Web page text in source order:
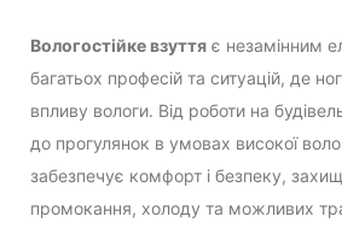
Вологостійке взуття є незамінним
багатьох професій та ситуацій, де
впливу вологи. Від роботи на
до прогулянок в умовах високої
забезпечує комфорт і безпеку,
промокання, холоду та можливих